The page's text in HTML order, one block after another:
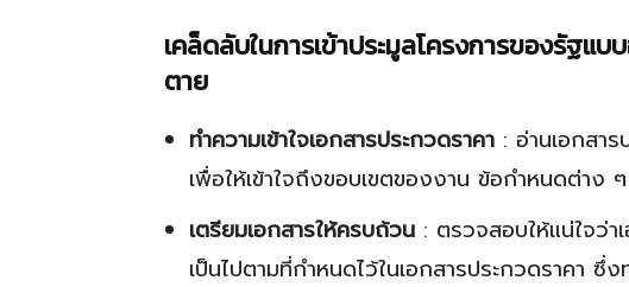
เคล็ดลับในการเข้าประมูลโครงการของรัฐแ
ตาย
ทำความเข้าใจเอกสารประกวดราคา : อ่านเอกสา
เพื่อให้เข้าใจถึงขอบเขตของงาน ข้อกำหนดต่าง
เตรียมเอกสารให้ครบถ้วน : ตรวจสอบให้แน่ใจว่
เป็นไปตามที่กำหนดไว้ในเอกสารประกวดราคา ซึ่